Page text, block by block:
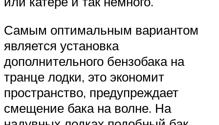
Самым оптимальным вариантом
является установка
дополнительного бензобака на
транце лодки, это экономит
пространство, предупреждает
смещение бака на волне. На